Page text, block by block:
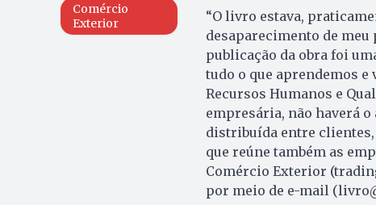
Comércio
Exterior
“O livro estava,
desaparecimento de meu
publicação da obra foi
tudo o que aprendemos e
Recursos Humanos e
empresária, não haverá
distribuída entre
que reúne também as
Comércio Exterior
por meio de e-mail